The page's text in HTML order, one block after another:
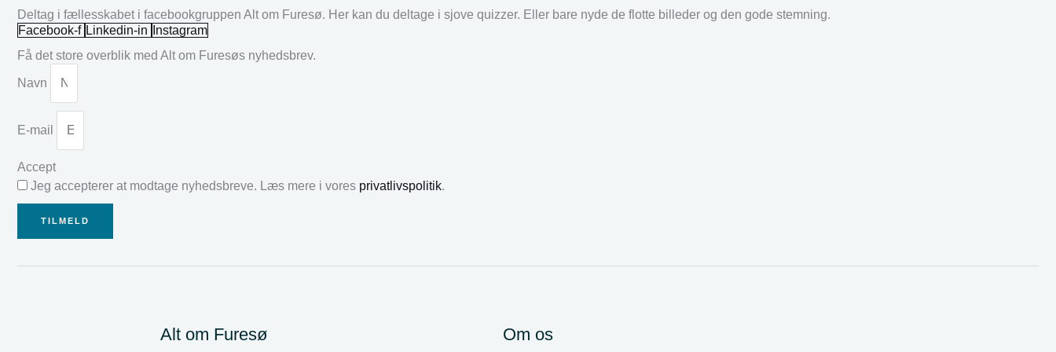
Deltag i fællesskabet i facebookgruppen Alt om Furesø. Her kan du deltage i sjove quizzer. Eller bare nyde de flotte billeder og den gode stemning.
Facebook-f Linkedin-in
Instagram
Få det store overblik med Alt om Furesøs nyhedsbrev.
Navn
E-mail
Accept
Jeg accepterer at modtage nyhedsbreve. Læs mere i vores privatlivspolitik.
TILMELD
Alt om Furesø Om os